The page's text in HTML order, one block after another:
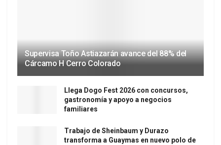
Supervisa Toño Astiazarán avance del 88% del
Cárcamo H Cerro Colorado
Llega Dogo Fest 2026 con concursos,
gastronomía y apoyo a negocios
familiares
Trabajo de Sheinbaum y Durazo
transforma a Guaymas en nuevo polo de